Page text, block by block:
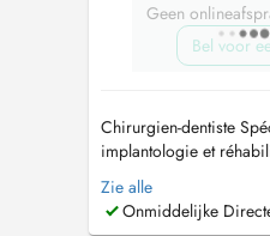
Geen
Bel voor
Chirurgien-dentiste
implantologie et
de 30 ans d'expérience
orientée vers
protocoles All-on-4 et
Zie alle
Onmiddelijke